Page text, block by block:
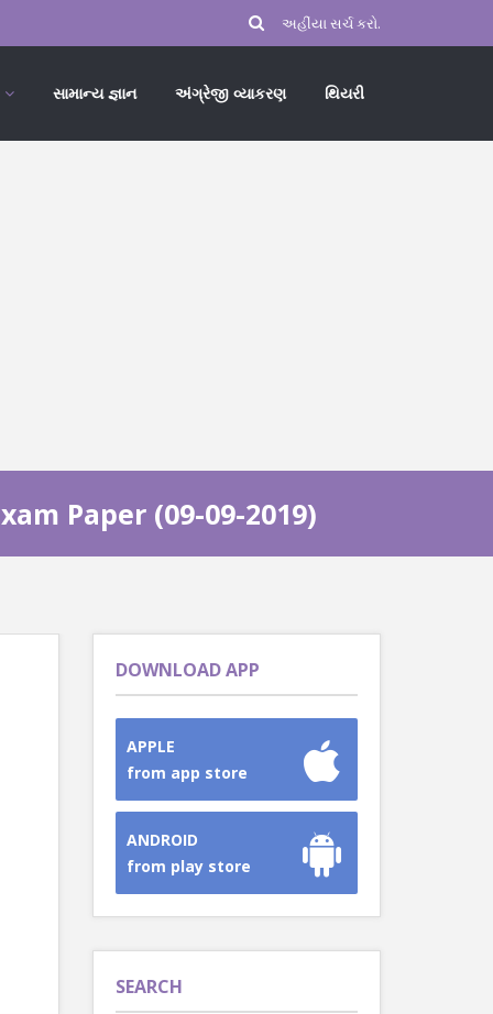
સામાન્ય જ્ઞાન અંગ્રેજી વ્યાકરણ થિયરી
Paper (09-09-2019)
DOWNLOAD APP
APPLE
from app store
ANDROID
from play store
SEARCH